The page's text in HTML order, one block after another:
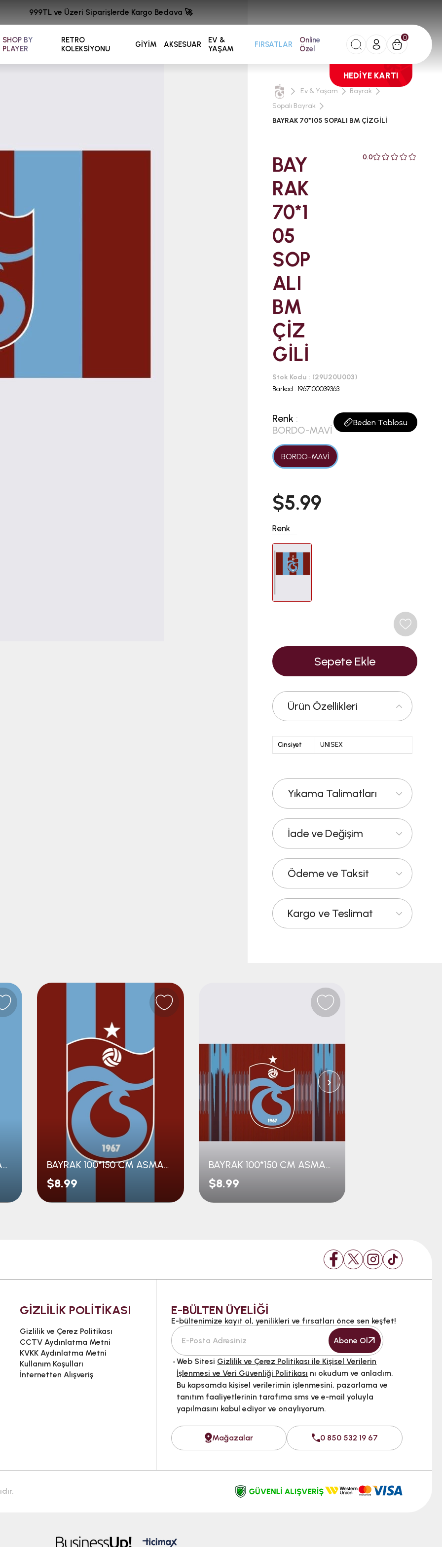
SHOP BY
PLAYER
RETRO
KOLEKSİYONU
GİYİM AKSESUAR
EV &
YAŞAM
FIRSATLAR
Online
Özel
0
HEDİYE KARTI
999TL ve Üzeri Siparişlerde Kargo Bedava 🚀
Ev & Yaşam
Bayrak
Sopalı Bayrak
BAYRAK 70*105 SOPALI BM ÇİZGİLİ
BAY
RAK
70*1
05
SOP
ALI
BM
ÇİZ
GİLİ
0.0
Stok Kodu
(29U20U003)
Barkod : 1967100039363
Renk Beden Tablosu
:
BORDO-MAVİ
BORDO-MAVİ
$5.99
Renk
Ürün Özellikleri
Cinsiyet UNISEX
Yıkama Talimatları
İade ve Değişim
Ödeme ve Taksit
Kargo ve Teslimat
BAYRAK 100*150 CM ASMALI BM PARÇALI BAYRAK 100*150 CM ASMALI BM ÇİZGİLİ
$8.99
BAYRAK 100*150 CM ASMALI KEŞAN DESENLİ
$8.99
›
GİZLİLİK POLİTİKASI
Gizlilik ve Çerez Politikası
CCTV Aydınlatma Metni
KVKK Aydınlatma Metni
Kullanım Koşulları
İnternetten Alışveriş
E-BÜLTEN ÜYELİĞİ
E-bültenimize kayıt ol, yenilikleri ve fırsatları önce sen keşfet!
Abone Ol
Web Sitesi Gizlilik ve Çerez Politikası ile Kişisel Verilerin
İşlenmesi ve Veri Güvenliği Politikası nı okudum ve anladım.
Bu kapsamda kişisel verilerimin işlenmesini, pazarlama ve
tanıtım faaliyetlerinin tarafıma sms ve e-mail yoluyla
yapılmasını kabul ediyor ve onaylıyorum.
Mağazalar 0 850 532 19 67